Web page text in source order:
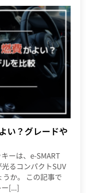
い？グレードや
ーは、e-SMART
るコンパクトSUV
か。 この記事で
[...]